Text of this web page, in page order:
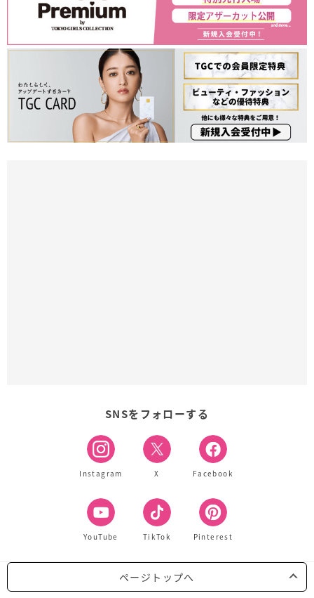
SNSをフォローする
Instagram X Facebook
YouTube TikTok Pinterest
ページトップへ